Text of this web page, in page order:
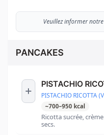
Veuillez informer
PANCAKES
PISTACHIO
PISTACHIO RICOTTA
~700–950 kcal
Ricotta sucrée,
secs.